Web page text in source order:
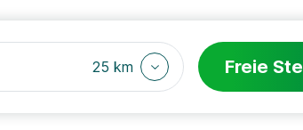
25 km Freie